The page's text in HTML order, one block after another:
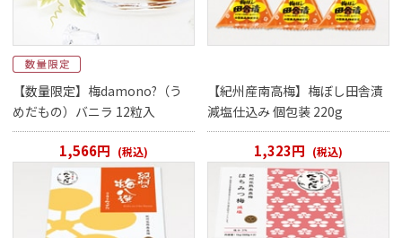
【数量限定】梅damono?（う
めだもの）バニラ 12粒入
1,566円 (税込)
【紀州産南高梅】梅ぼし田舎漬
減塩仕込み 個包装 220g
1,323円 (税込)